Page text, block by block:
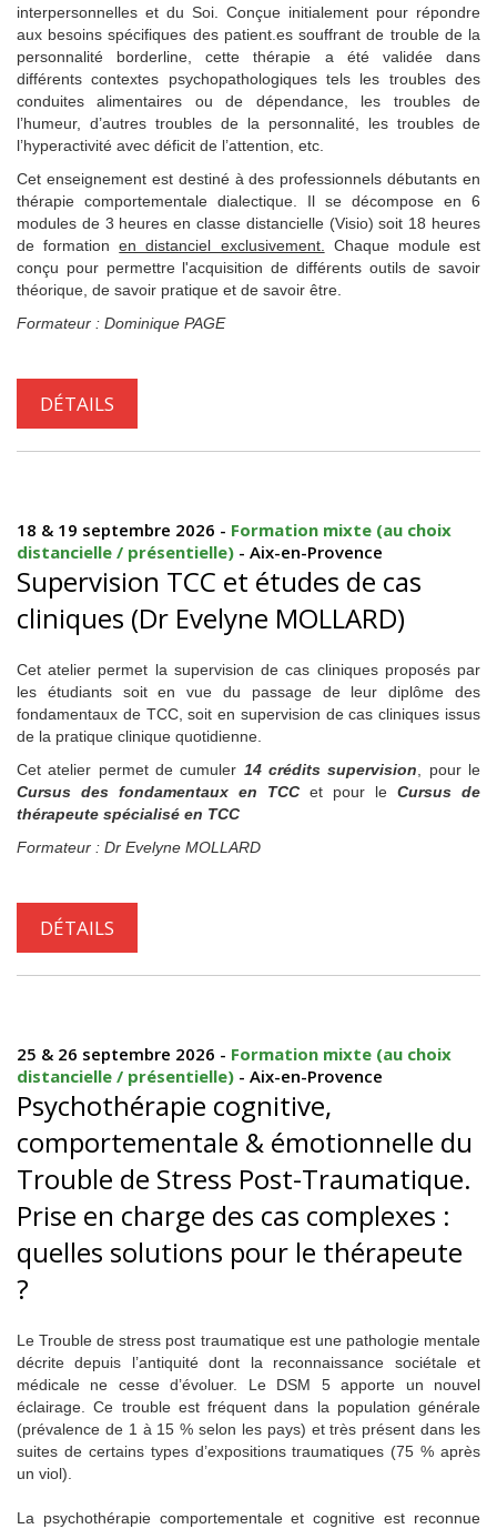
interpersonnelles et du Soi. Conçue initialement pour répondre
aux besoins spécifiques des patient.es souffrant de trouble de la
personnalité borderline, cette thérapie a été validée dans
différents contextes psychopathologiques tels les troubles des
conduites alimentaires ou de dépendance, les troubles de
l’humeur, d’autres troubles de la personnalité, les troubles de
l’hyperactivité avec déficit de l’attention, etc.
Cet enseignement est destiné à des professionnels débutants en
thérapie comportementale dialectique. Il se décompose en 6
modules de 3 heures en classe distancielle (Visio) soit 18 heures
de formationen distanciel exclusivement.
Chaque module est
conçu pour permettre l'acquisition de différents outils de savoir
théorique, de savoir pratique et de savoir être.
Formateur : Dominique PAGE
DÉTAILS
18 & 19 septembre 2026 - Formation mixte (au choix
distancielle / présentielle) - Aix-en-Provence
Supervision TCC et études de cas
cliniques (Dr Evelyne MOLLARD)
Cet atelier permet la supervision de cas cliniques proposés par
les étudiants soit en vue du passage de leur diplôme des
fondamentaux de TCC, soit en supervision de cas cliniques issus
de la pratique clinique quotidienne.
Cet atelier permet de cumuler 14 crédits supervision , pour le
Cursus des fondamentaux en TCC et pour le Cursus de
thérapeute spécialisé en TCC
Formateur : Dr Evelyne MOLLARD
DÉTAILS
25 & 26 septembre 2026 - Formation mixte (au choix
distancielle / présentielle) - Aix-en-Provence
Psychothérapie cognitive,
comportementale & émotionnelle du
Trouble de Stress Post-Traumatique.
Prise en charge des cas complexes :
quelles solutions pour le thérapeute
?
Le Trouble de stress post traumatique est une pathologie mentale
décrite depuis l’antiquité dont la reconnaissance sociétale et
médicale ne cesse d’évoluer. Le DSM 5 apporte un nouvel
éclairage. Ce trouble est fréquent dans la population générale
(prévalence de 1 à 15 % selon les pays) et très présent dans les
suites de certains types d’expositions traumatiques (75 % après
un viol).
La psychothérapie comportementale et cognitive est reconnue